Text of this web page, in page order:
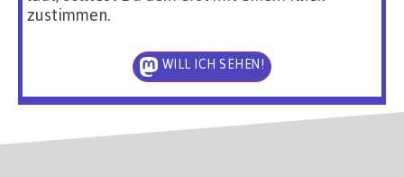
zustimmen.
WILL ICH SEHEN!